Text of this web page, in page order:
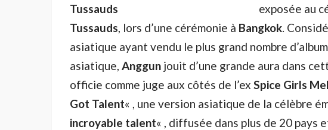
exposée au
Tussauds, lors d’une cérémonie à Bangkok.
asiatique ayant vendu le plus grand nombre
asiatique, Anggun jouit d’une grande aura dans
officie comme juge aux côtés de l’ex Spice Girls
Got Talent« , une version asiatique de la célèbre
incroyable talent« , diffusée dans plus de 20 pays